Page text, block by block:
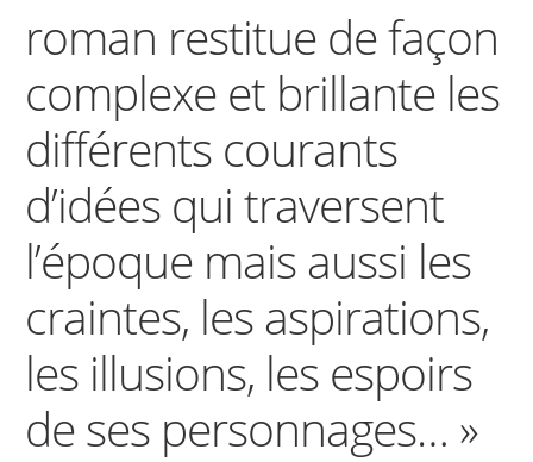
roman restitue de façon
complexe et brillante les
différents courants
d’idées qui traversent
l’époque mais aussi les
craintes, les aspirations,
les illusions, les espoirs
de ses personnages… »